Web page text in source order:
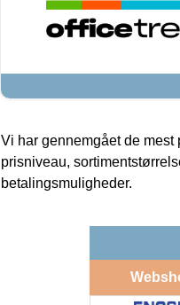
Vi har gennemgået de
prisniveau,
betalingsmuligheder.